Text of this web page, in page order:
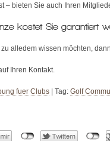
– bieten Sie auch Ihren
kostet Sie garantiert
alledem wissen möchten,
Ihren Kontakt.
fuer Clubs| Tag: Golf